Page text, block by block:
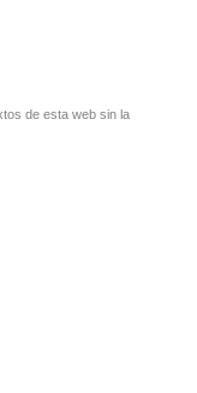
de esta web sin la